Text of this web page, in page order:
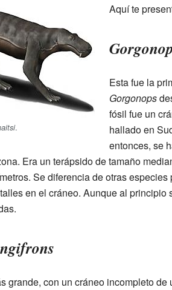
.
Aquí te
Esta fue la
Gorgonops
fósil fue un
hallado en
entonces, se
Era un terápsido de tamaño
Se diferencia de otras especies
en el cráneo. Aunque al
grande, con un cráneo incompleto